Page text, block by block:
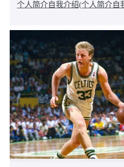
个人简介自我介绍(个人简介自